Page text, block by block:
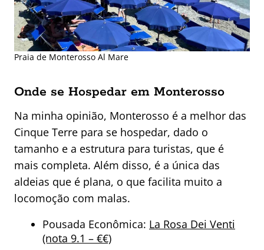
Praia de Monterosso Al Mare
Onde se Hospedar em Monterosso
Na minha opinião, Monterosso é a melhor das
Cinque Terre para se hospedar, dado o
tamanho e a estrutura para turistas, que é
mais completa. Além disso, é a única das
aldeias que é plana, o que facilita muito a
locomoção com malas.
Pousada Econômica: La Rosa Dei Venti
(nota 9.1 – €€)